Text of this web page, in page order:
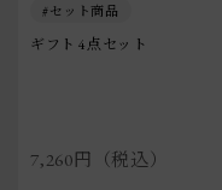
セット商品
ギフト 4点セット
7,260円（税込）